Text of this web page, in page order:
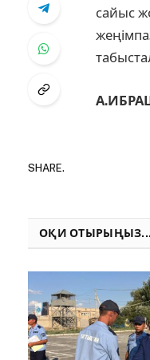
сайыс
SHARE.
ОҚИ ОТЫРЫҢЫЗ...